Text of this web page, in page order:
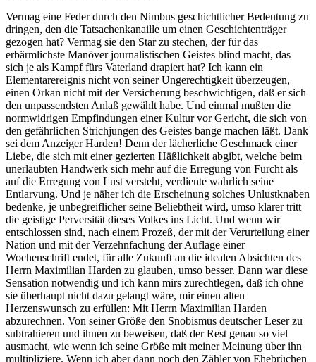
Vermag eine Feder durch den Nimbus geschichtlicher Bedeutung zu
dringen, den die Tatsachenkanaille um einen Geschichtenträger
gezogen hat? Vermag sie den Star zu stechen, der für das
erbärmlichste Manöver journalistischen Geistes blind macht, das
sich je als Kampf fürs Vaterland drapiert hat? Ich kann ein
Elementarereignis nicht von seiner Ungerechtigkeit überzeugen,
einen Orkan nicht mit der Versicherung beschwichtigen, daß er sich
den unpassendsten Anlaß gewählt habe. Und einmal mußten die
normwidrigen Empfindungen einer Kultur vor Gericht, die sich von
den gefährlichen Strichjungen des Geistes bange machen läßt. Dank
sei dem Anzeiger Harden! Denn der lächerliche Geschmack einer
Liebe, die sich mit einer gezierten Häßlichkeit abgibt, welche beim
unerlaubten Handwerk sich mehr auf die Erregung von Furcht als
auf die Erregung von Lust versteht, verdiente wahrlich seine
Entlarvung. Und je näher ich die Erscheinung solches Unlustknaben
bedenke, je unbegreiflicher seine Beliebtheit wird, umso klarer tritt
die geistige Perversität dieses Volkes ins Licht. Und wenn wir
entschlossen sind, nach einem Prozeß, der mit der Verurteilung einer
Nation und mit der Verzehnfachung der Auflage einer
Wochenschrift endet, für alle Zukunft an die idealen Absichten des
Herrn Maximilian Harden zu glauben, umso besser. Dann war diese
Sensation notwendig und ich kann mirs zurechtlegen, daß ich ohne
sie überhaupt nicht dazu gelangt wäre, mir einen alten
Herzenswunsch zu erfüllen: Mit Herrn Maximilian Harden
abzurechnen. Von seiner Größe den Snobismus deutscher Leser zu
subtrahieren und ihnen zu beweisen, daß der Rest genau so viel
ausmacht, wie wenn ich seine Größe mit meiner Meinung über ihn
multipliziere. Wenn ich aber dann noch den Zähler von Ehebrüchen